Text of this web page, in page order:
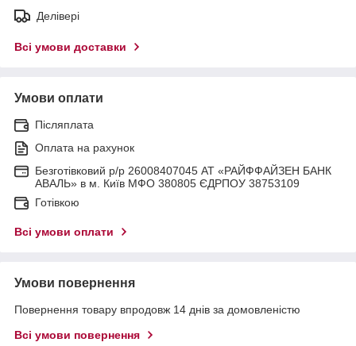
Делівері
Всі умови доставки
Умови оплати
Післяплата
Оплата на рахунок
Безготівковий р/р 26008407045 АТ «РАЙФФАЙЗЕН БАНК
АВАЛЬ» в м. Київ МФО 380805 ЄДРПОУ 38753109
Готівкою
Всі умови оплати
Умови повернення
Повернення товару впродовж 14 днів за домовленістю
Всі умови повернення